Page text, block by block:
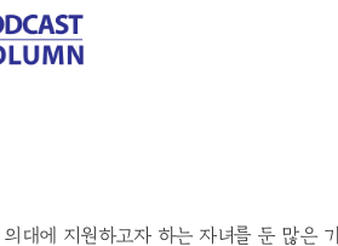
대에 지원하고자 하는 자녀를 둔 많은